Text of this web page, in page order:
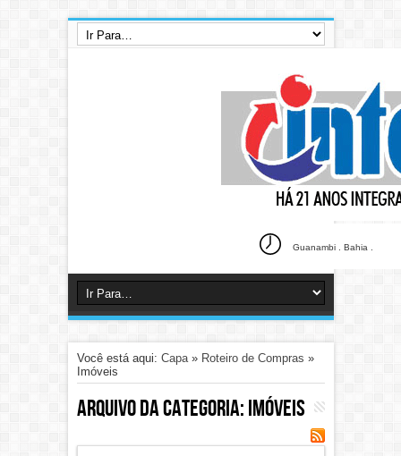
Guanambi . Bahia .
Você está aqui: Capa» Roteiro de Compras »
Imóveis
Arquivo da categoria:Imóveis